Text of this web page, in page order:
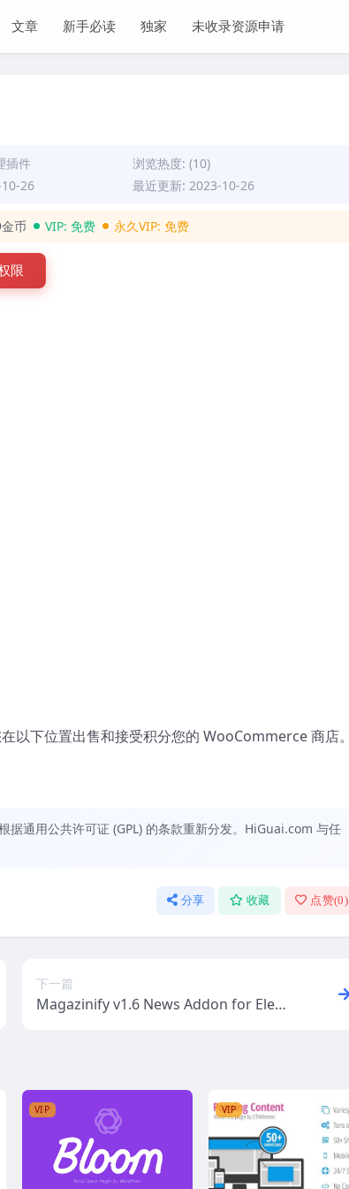
文章 新手必读 独家 未收录资源申请
插件
浏览热度: (10)
26
最近更新: 2023-10-26
币 VIP:免费 永久VIP:免费
限
下位置出售和接受积分您的 WooCommerce 商店。
据通用公共许可证 (GPL) 的条款重新分发。HiGuai.com 与任
分享 收藏 点赞(0)
下一篇
Magazinify v1.6 News Addon for Elem
VIP VIP